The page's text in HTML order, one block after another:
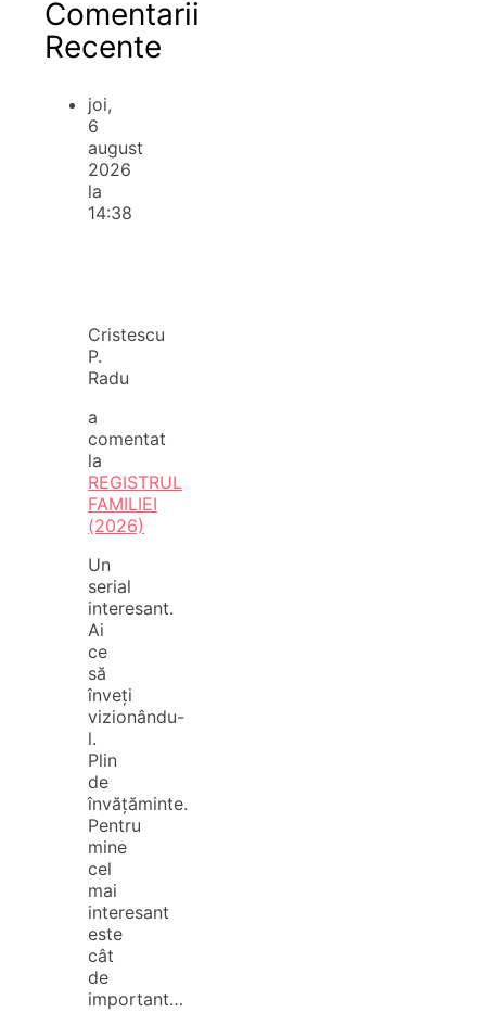
Comentarii
Recente
joi,
6
august
2026
la
14:38
Cristescu
P.
Radu
a
comentat
la
REGISTRUL
FAMILIEI
(2026)
Un
serial
interesant.
Ai
ce
să
înveți
vizionându-
l.
Plin
de
învățăminte.
Pentru
mine
cel
mai
interesant
este
cât
de
important…